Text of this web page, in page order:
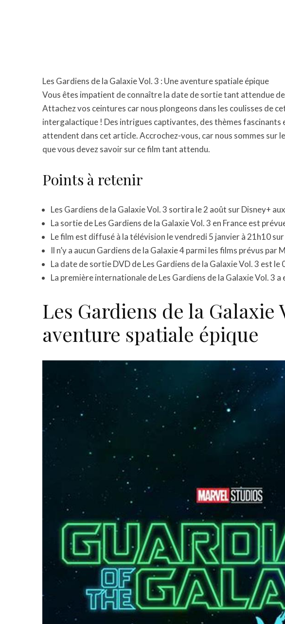
Les Gardiens de la Galaxie Vol. 3 : Une aventure spatiale épique
Vous êtes impatient de connaître la date de sortie tant attendue
Attachez vos ceintures car nous plongeons dans les coulisses de
intergalactique ! Des intrigues captivantes, des thèmes
attendent dans cet article. Accrochez-vous, car nous sommes sur
que vous devez savoir sur ce film tant attendu.
Points à retenir
Les Gardiens de la Galaxie Vol. 3 sortira le 2 août sur Disney+
La sortie de Les Gardiens de la Galaxie Vol. 3 en France est
Le film est diffusé à la télévision le vendredi 5 janvier à 21h10 sur
Il n’y a aucun Gardiens de la Galaxie 4 parmi les films prévus par
La date de sortie DVD de Les Gardiens de la Galaxie Vol. 3 est
La première internationale de Les Gardiens de la Galaxie Vol. 3 a
Les Gardiens de la Galaxie
aventure spatiale épique